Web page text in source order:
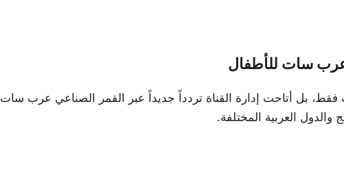
بل أتاحت إدارة القناة تردداً جديداً عبر القمر الصناعي عرب سات
العربية المختلفة.